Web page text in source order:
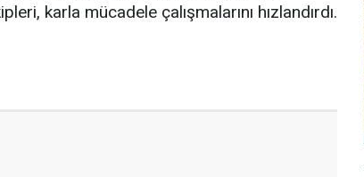
karla mücadele çalışmalarını hızlandırdı.